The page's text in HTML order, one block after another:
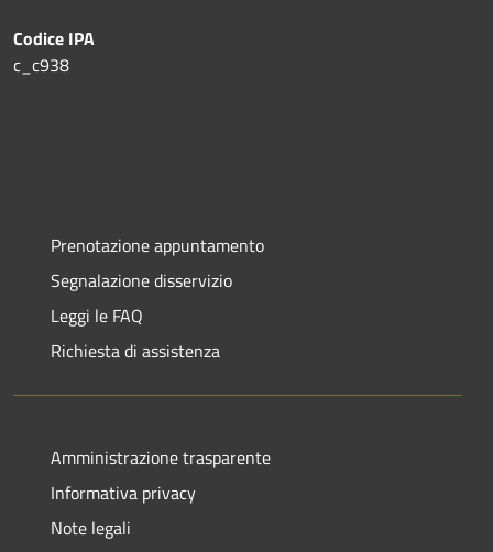
Codice IPA
c_c938
Prenotazione appuntamento
Segnalazione disservizio
Leggi le FAQ
Richiesta di assistenza
Amministrazione trasparente
Informativa privacy
Note legali